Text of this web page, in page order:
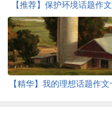
【推荐】保护环境话题作
【精华】我的理想话题作文